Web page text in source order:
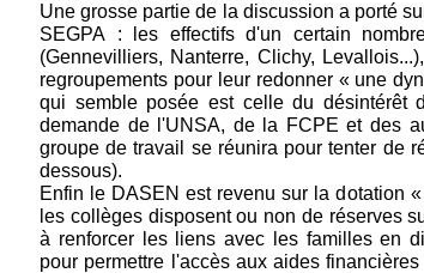
Une grosse partie de la discussion a porté
SEGPA : les effectifs d'un certain
(Gennevilliers, Nanterre, Clichy,
regroupements pour leur redonner « une
qui semble posée est celle du désintérêt
demande de l'UNSA, de la FCPE et des
groupe de travail se réunira pour tenter de
dessous).
Enfin le DASEN est revenu sur la dotation
les collèges disposent ou non de réserves
à renforcer les liens avec les familles en
pour permettre l'accès aux aides